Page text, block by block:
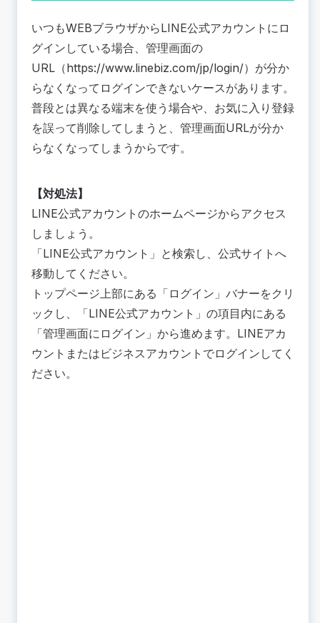
いつもWEBブラウザからLINE公式アカウントにロ
グインしている場合、管理画面の
URL（https://www.linebiz.com/jp/login/）が分か
らなくなってログインできないケースがあります。
普段とは異なる端末を使う場合や、お気に入り登録
を誤って削除してしまうと、管理画面URLが分か
らなくなってしまうからです。
【対処法】
LINE公式アカウントのホームページからアクセス
しましょう。
「LINE公式アカウント」と検索し、公式サイトへ
移動してください。
トップページ上部にある「ログイン」バナーをクリ
ックし、「LINE公式アカウント」の項目内にある
「管理画面にログイン」から進めます。LINEアカ
ウントまたはビジネスアカウントでログインしてく
ださい。